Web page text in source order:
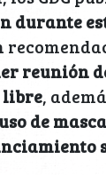
los CDC
durante
reunión
libre,
de